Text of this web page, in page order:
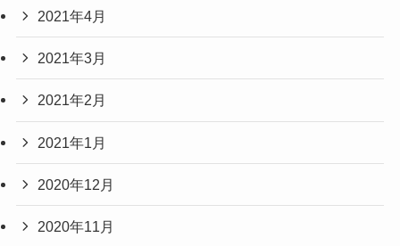
2021年4月
2021年3月
2021年2月
2021年1月
2020年12月
2020年11月